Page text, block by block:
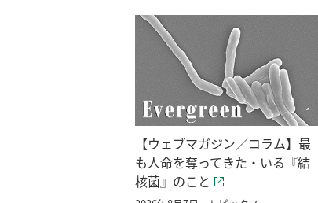
【ウェブマガジン／コラム】最
も人命を奪ってきた・いる『結
核菌』のこと